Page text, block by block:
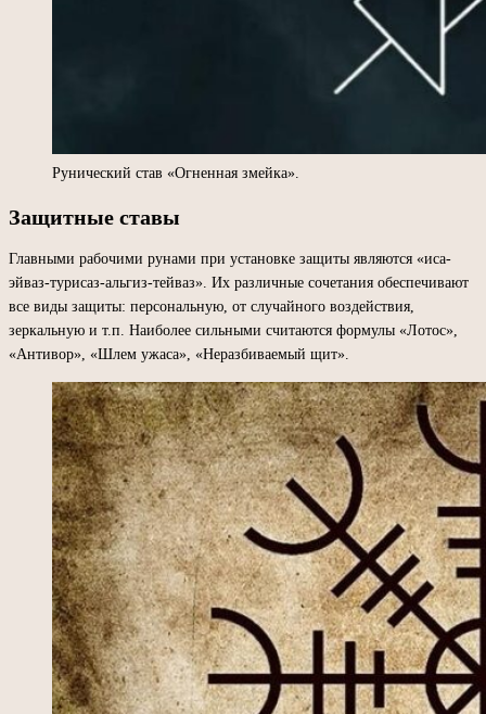
Рунический став «Огненная змейка».
Защитные ставы
Главными рабочими рунами при установке защиты являются «иса-
эйваз-турисаз-альгиз-тейваз». Их различные сочетания обеспечивают
все виды защиты: персональную, от случайного воздействия,
зеркальную и т.п. Наиболее сильными считаются формулы «Лотос»,
«Антивор», «Шлем ужаса», «Неразбиваемый щит».